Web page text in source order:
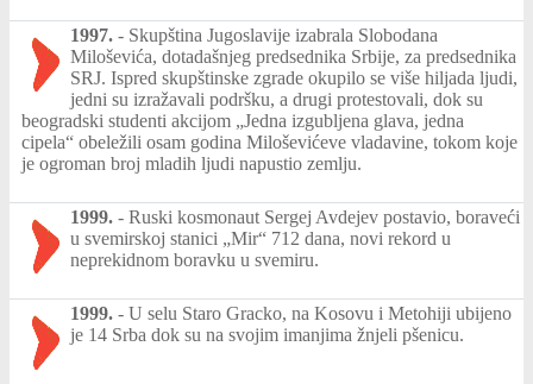
1997. - Skupština Jugoslavije izabrala Slobodana
Miloševića, dotadašnjeg predsednika Srbije, za predsednika
SRJ. Ispred skupštinske zgrade okupilo se više hiljada ljudi,
jedni su izražavali podršku, a drugi protestovali, dok su
beogradski studenti akcijom „Jedna izgubljena glava, jedna
cipela“ obeležili osam godina Miloševićeve vladavine, tokom koje
je ogroman broj mladih ljudi napustio zemlju.
1999. - Ruski kosmonaut Sergej Avdejev postavio, boraveći
u svemirskoj stanici „Mir“ 712 dana, novi rekord u
neprekidnom boravku u svemiru.
1999. - U selu Staro Gracko, na Kosovu i Metohiji ubijeno
je 14 Srba dok su na svojim imanjima žnjeli pšenicu.